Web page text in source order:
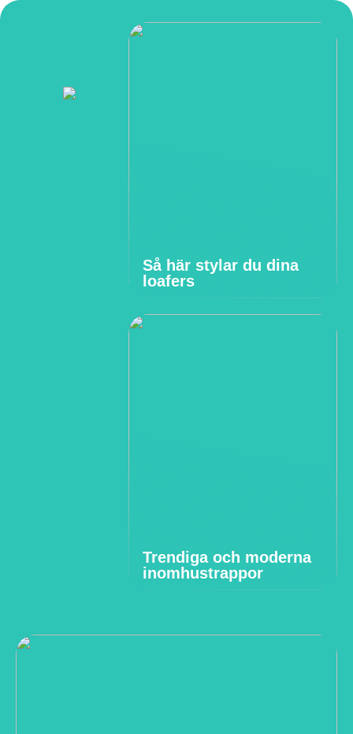
Så här stylar du dina
loafers
Trendiga och moderna
inomhustrappor